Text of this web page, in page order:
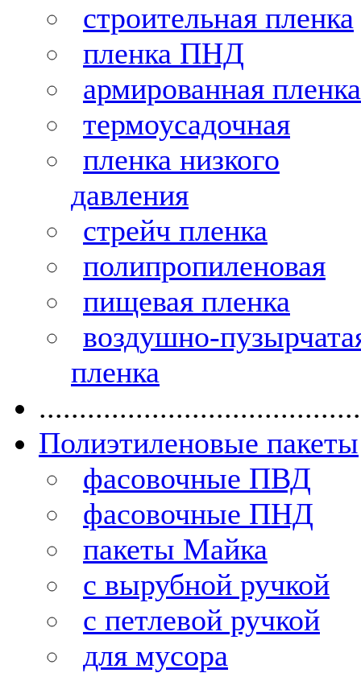
строительная пленка
пленка ПНД
армированная пленка
термоусадочная
пленка низкого
давления
стрейч пленка
полипропиленовая
пищевая пленка
воздушно-
пленка
Полиэтиленовые пакеты
фасовочные ПВД
фасовочные ПНД
пакеты Майка
с вырубной ручкой
с петлевой ручкой
для мусора